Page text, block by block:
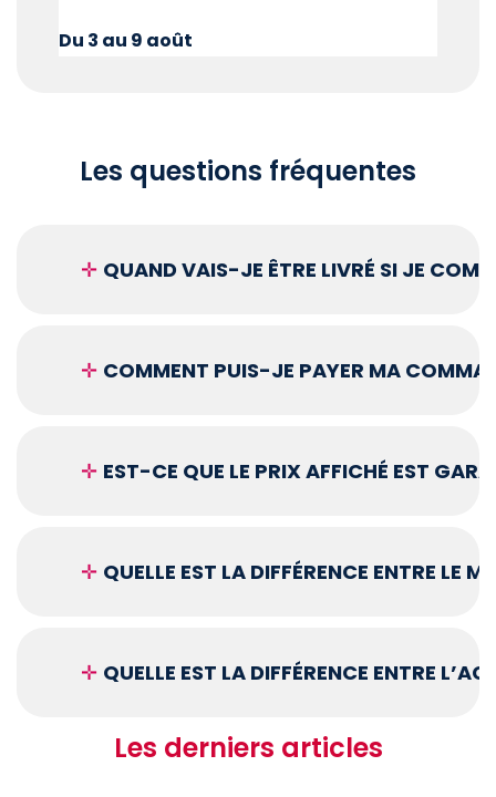
Du 3 au 9 août
Les questions fréquentes
✛ QUAND VAIS-JE ÊTRE LIVRÉ SI JE
✛ COMMENT PUIS-JE PAYER MA
✛ EST-CE QUE LE PRIX AFFICHÉ EST
✛ QUELLE EST LA DIFFÉRENCE ENTRE LE
✛ QUELLE EST LA DIFFÉRENCE ENTRE
Les derniers articles